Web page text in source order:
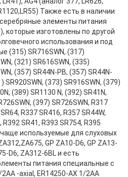
Также есть в наличии
элементы питания
которые изготовлены по другой
использования и под
(315) SR716SWN, (317)
(321) SR616SWN, (335)
(357) SR44N-PB, (357) SR44N-
SR920SWN, (373) SR916SWN, (379)
(389) SR1130 N, (392) SR41N,
(397) SR726SWN, R317
R337 SR416, R357 SR44W,
R392 SR41, R393 SR754, R395
используемые для слуховых
GP ZA10-D6, GP ZA13-
D6, ZA312-6BL и есть
питания специальные с
-axial, ER14250-AX 1/2AA